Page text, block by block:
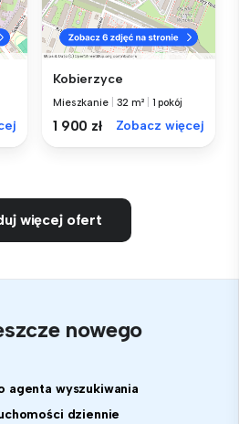
Kobierzyce
Mieszkanie 32 m² 1 pokój
1 900 zł Zobacz więcej
więcej ofert
nowego
agenta wyszukiwania
dziennie